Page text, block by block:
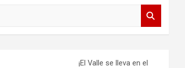
¡El Valle se lleva en el